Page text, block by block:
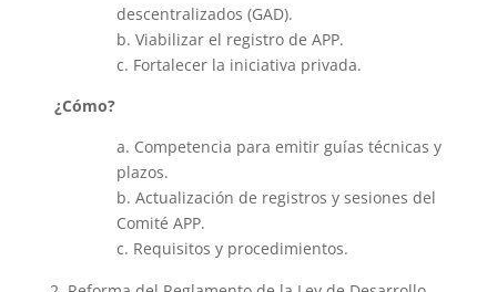
descentralizados (GAD).
b. Viabilizar el registro de APP.
c. Fortalecer la iniciativa privada.
¿Cómo?
a. Competencia para emitir guías técnicas y
plazos.
b. Actualización de registros y sesiones del
Comité APP.
c. Requisitos y procedimientos.